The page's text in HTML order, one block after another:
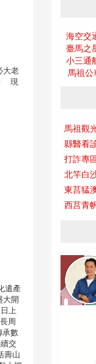
大老
現
遺產
大開
上
周
承數
交
壽山
海空交
臺馬之
小三通
馬祖公
馬祖觀
縣醫看
打詐專
北竿白
東莒猛
西莒青